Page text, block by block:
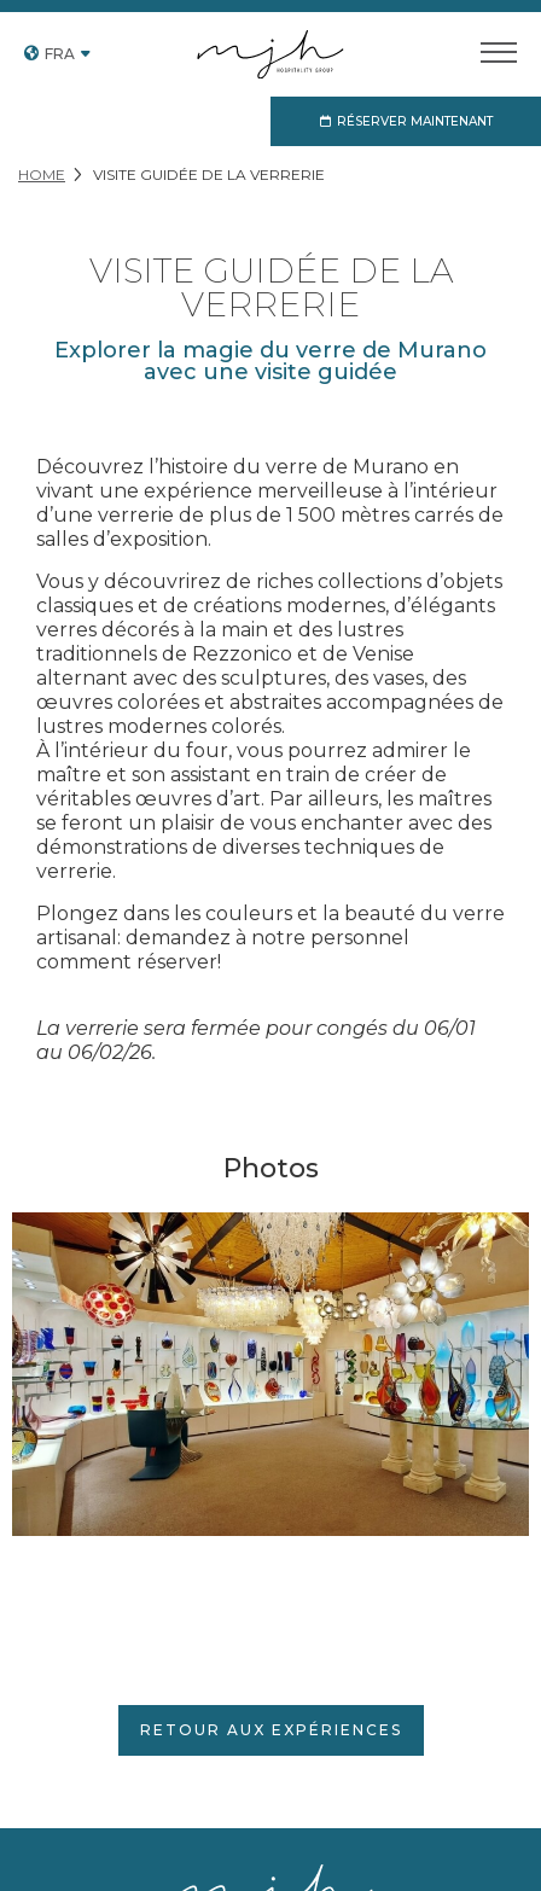
FRA
RÉSERVER MAINTENANT
HOME VISITE GUIDÉE DE LA VERRERIE
VISITE GUIDÉE DE LA
VERRERIE
Explorer la magie du verre de Murano
avec une visite guidée
Découvrez l’histoire du verre de Murano en
vivant une expérience merveilleuse à l’intérieur
d’une verrerie de plus de 1 500 mètres carrés de
salles d’exposition.
Vous y découvrirez de riches collections d’objets
classiques et de créations modernes, d’élégants
verres décorés à la main et des lustres
traditionnels de Rezzonico et de Venise
alternant avec des sculptures, des vases, des
œuvres colorées et abstraites accompagnées de
lustres modernes colorés.
À l’intérieur du four, vous pourrez admirer le
maître et son assistant en train de créer de
véritables œuvres d’art. Par ailleurs, les maîtres
se feront un plaisir de vous enchanter avec des
démonstrations de diverses techniques de
verrerie.
Plongez dans les couleurs et la beauté du verre
artisanal: demandez à notre personnel
comment réserver!
La verrerie sera fermée pour congés du 06/01
au 06/02/26.
Photos
RETOUR AUX EXPÉRIENCES